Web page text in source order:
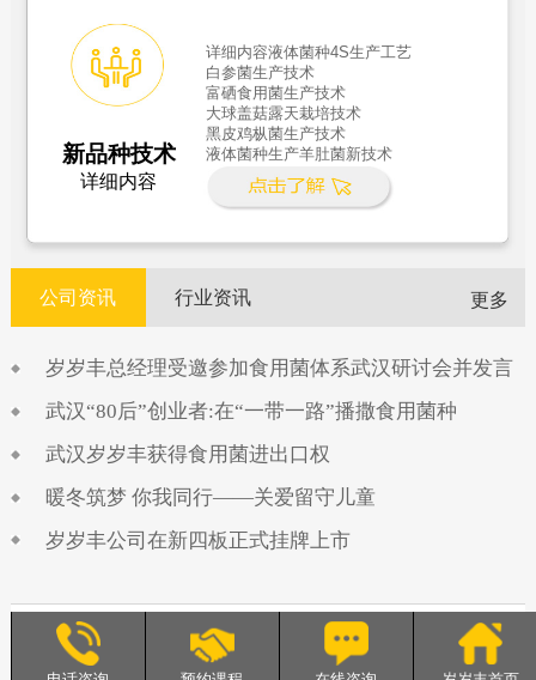
新品种技术
详细内容
详细内容液体菌种4S生产工艺
白参菌生产技术
富硒食用菌生产技术
大球盖菇露天栽培技术
黑皮鸡枞菌生产技术
液体菌种生产羊肚菌新技术
更多
公司资讯 行业资讯
岁岁丰总经理受邀参加食用菌体系武汉研讨会并发言
武汉“80后”创业者:在“一带一路”播撒食用菌种
武汉岁岁丰获得食用菌进出口权
暖冬筑梦 你我同行——关爱留守儿童
岁岁丰公司在新四板正式挂牌上市
岁岁丰农业 服务热线：13098821589
地址：湖北省武汉市阳逻经济开发区汉施公路奶牛村61号